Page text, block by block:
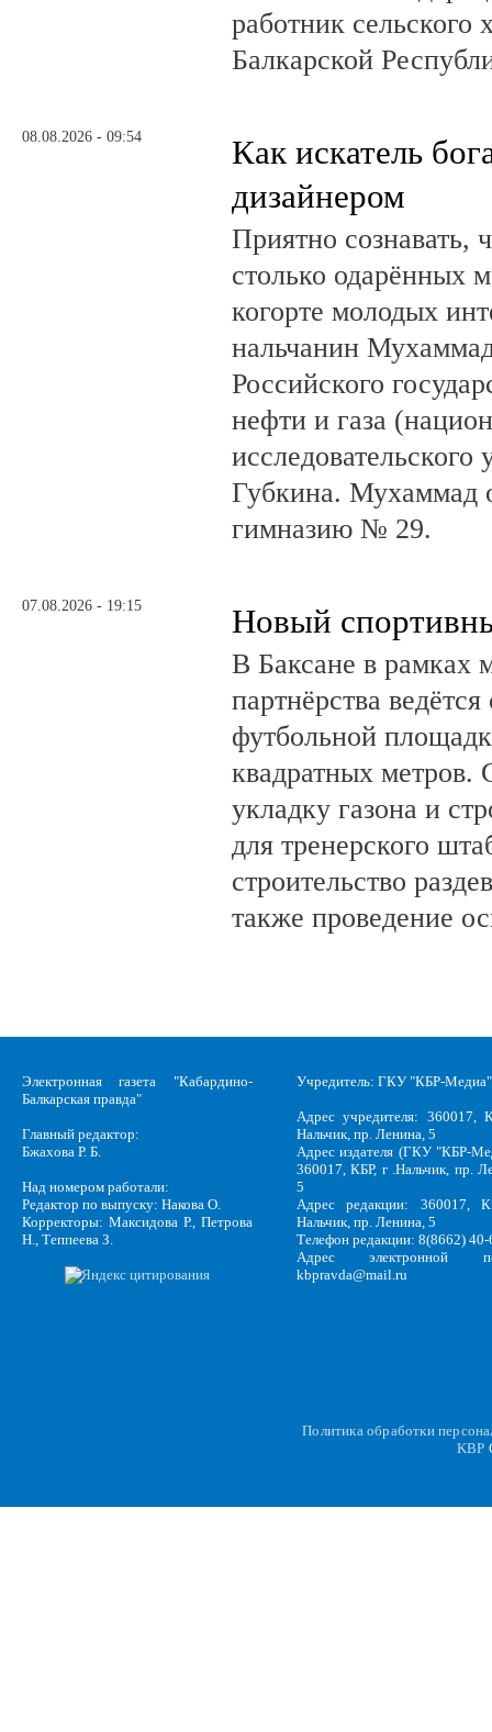
работник сельского
Балкарской
08.08.2026 - 09:54
Как искатель
дизайнером
Приятно сознавать,
столько одарённых
когорте молодых
нальчанин
Российского
нефти и газа
Губкина. Мухаммад
гимназию № 29.
07.08.2026 - 19:15 Новый
В Баксане в рамках
партнёрства
футбольной
квадратных метров.
укладку газона и
для тренерского
строительство
также проведение
Электронная газета "Кабардино-
Балкарская правда"
Главный редактор:
Бжахова Р. Б.
Над номером работали:
Редактор по выпуску: Накова О.
Корректоры: Максидова Р., Петрова
Н., Теппеева З.
Учредитель: ГКУ "КБР-Медиа"
Адрес учредителя: 360017,
Нальчик, пр. Ленина, 5
Адрес издателя (ГКУ "КБР-
360017, КБР, г .Нальчик, пр.
5
Адрес редакции: 360017,
Нальчик, пр. Ленина, 5
Телефон редакции: 8(8662)
Адрес электронной
kbpravda@mail.ru
Политика обработки
KBP